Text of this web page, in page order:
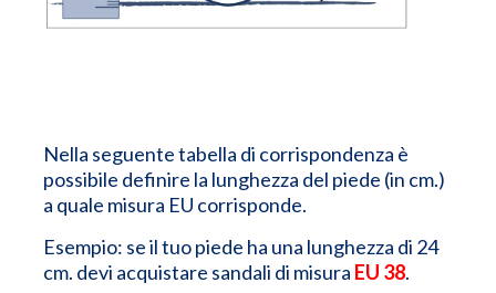
Nella seguente tabella di corrispondenza è
possibile definire la lunghezza del piede (in cm.)
a quale misura EU corrisponde.
Esempio: se il tuo piede ha una lunghezza di 24
cm. devi acquistare sandali di misura EU 38.